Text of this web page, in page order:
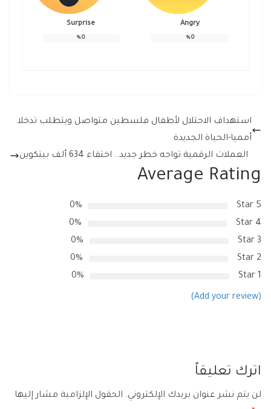
Angry
0
%
Surprise
0
%
استهداف الاحتلال لأطفال فلسطين متواصل ويتطلب تدخلا
أمميا-الحياة الجديدة
العملات الرقمية تواجه خطر جديد.. اختقاء 634 ألف بيتكوين
Average Rating
5 Star
0%
4 Star
0%
3 Star
0%
2 Star
0%
1 Star
0%
(Add your review)
اترك تعليقاً
لن يتم نشر عنوان بريدك الإلكتروني. الحقول الإلزامية مشار إليها